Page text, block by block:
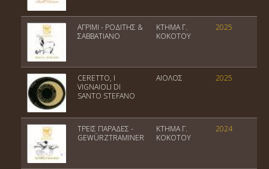
ΑΓΡΙΜΙ - ΡΟΔΙΤΗΣ &
ΣΑΒΒΑΤΙΑΝΟ
ΚΤΗΜΑ Γ.
ΚΟΚΟΤΟΥ
2025
CERETTO, I
VIGNAIOLI DI
SANTO STEFANO
ΑΙΟΛΟΣ 2025
ΤΡΕΙΣ ΠΑΡΑΔΕΣ -
GEWÜRZTRAMINER
ΚΤΗΜΑ Γ.
ΚΟΚΟΤΟΥ
2024